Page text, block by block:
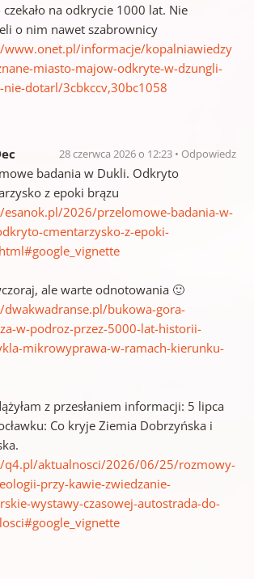
czekało na odkrycie 1000 lat. Nie
o nim nawet szabrownicy
www.onet.pl/informacje/kopalniawiedzy
miasto-majow-odkryte-w-dzungli-
nie-dotarl/3cbkccv,30bc1058
28 czerwca 2026 o 12:23 Odpowiedz
badania w Dukli. Odkryto
z epoki brązu
2026/przelomowe-badania-w-
cmentarzysko-z-epoki-
ale warte odnotowania 🙂
bukowa-gora-
w-podroz-przez-5000-lat-historii-
mikrowyprawa-w-ramach-kierunku-
z przesłaniem informacji: 5 lipca
Co kryje Ziemia Dobrzyńska i
q4.pl/aktualnosci/2026/06/25/rozmowy-
przy-kawie-zwiedzanie-
wystawy-czasowej-autostrada-do-